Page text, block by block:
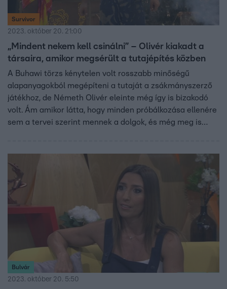
Survivor
2023. október 20. 21:00
„Mindent nekem kell csinálni” – Olivér kiakadt a
társaira, amikor megsérült a tutajépítés közben
A Buhawi törzs kénytelen volt rosszabb minőségű
alapanyagokból megépíteni a tutaját a zsákmányszerző
játékhoz, de Németh Olivér eleinte még így is bizakodó
volt. Ám amikor látta, hogy minden próbálkozása ellenére
sem a tervei szerint mennek a dolgok, és még meg is
Bulvár
2023. október 20. 5:50